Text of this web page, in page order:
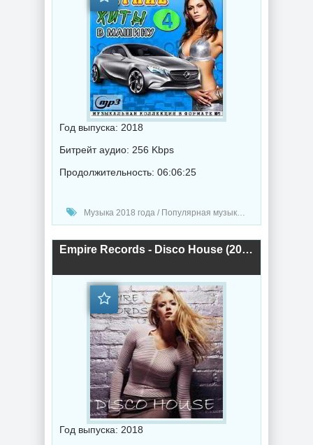
Год выпуска: 2018
Битрейт аудио: 256 Kbps
Продолжительность: 06:06:25
Музыка 2018 года / Популярная музыка / Клубная музыка / Диско музыка / Музыка в машину
Empire Records - Disco House (2018) торрент
Год выпуска: 2018